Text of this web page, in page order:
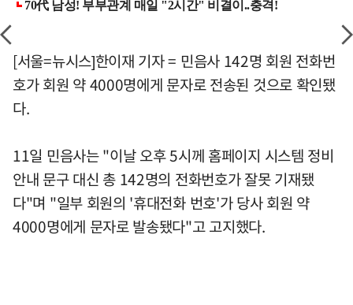
[서울=뉴시스]한이재 기자 = 민음사 142명 회원 전화번
호가 회원 약 4000명에게 문자로 전송된 것으로 확인됐
다.
11일 민음사는 "이날 오후 5시께 홈페이지 시스템 정비
안내 문구 대신 총 142명의 전화번호가 잘못 기재됐
다"며 "일부 회원의 '휴대전화 번호'가 당사 회원 약
4000명에게 문자로 발송됐다"고 고지했다.